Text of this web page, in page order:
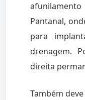
Pantanal,
para
drenagem.
direita
Também